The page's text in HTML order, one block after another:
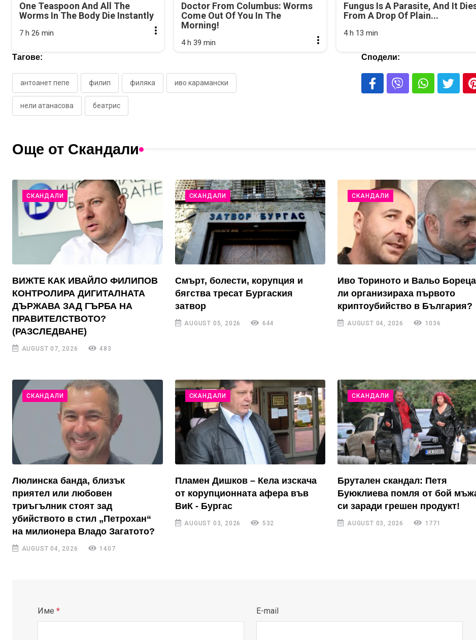
One Teaspoon And All The
Worms In The Body Die Instantly
7 h 26 min
Doctor From Columbus: Worms
Come Out Of You In The
Morning!
4 h 39 min
Fungus Is A Parasite, And It
From A Drop Of Plain...
4 h 13 min
Тагове:
антоанет пепе филип филяка иво карамански
нели атанасова беатрис
Сподели:
Още от Скандали
СКАНДАЛИ
ВИЖТЕ КАК ИВАЙЛО ФИЛИПОВ
КОНТРОЛИРА ДИГИТАЛНАТА
ДЪРЖАВА ЗАД ГЪРБА НА
ПРАВИТЕЛСТВОТО?
(РАЗСЛЕДВАНЕ)
AUGUST 07, 2026 483
СКАНДАЛИ
Смърт, болести, корупция и
бягства тресат Бургаския
затвор
AUGUST 05, 2026 644
СКАНДАЛИ
Иво Ториното и Вальо Бореца
ли организираха първото
криптоубийство в България?
AUGUST 04, 2026 1036
СКАНДАЛИ
Люлинска банда, близък
приятел или любовен
триъгълник стоят зад
убийството в стил „Петрохан“
на милионера Владо Загатото?
AUGUST 04, 2026 1407
СКАНДАЛИ
Пламен Дишков – Кела изскача
от корупционната афера във
ВиК - Бургас
AUGUST 03, 2026 532
СКАНДАЛИ
Брутален скандал: Петя
Буюклиева помля от бой
си заради грешен продукт!
AUGUST 03, 2026 1771
Име * E-mail